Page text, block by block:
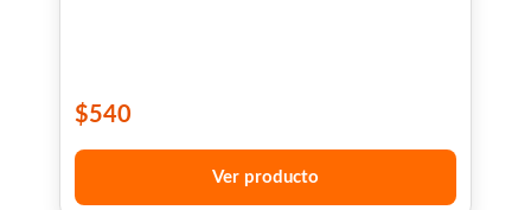
$540
Ver producto